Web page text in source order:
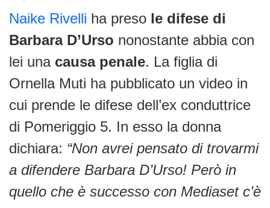
Naike Rivelli ha preso le difese di
Barbara D’Urso nonostante abbia con
lei una causa penale. La figlia di
Ornella Muti ha pubblicato un video in
cui prende le difese dell’ex conduttrice
di Pomeriggio 5. In esso la donna
dichiara: “Non avrei pensato di trovarmi
a difendere Barbara D’Urso! Però in
quello che è successo con Mediaset c’è